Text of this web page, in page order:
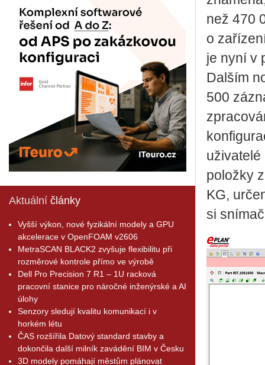
Aktuální články
Vyšší výkon, nové fyzikální modely a GPU
akcelerace v OpenFOAM v2606
MetraSCAN BLACK2 zvyšuje flexibilitu při
rozměrové kontrole přímo ve výrobě
Dell Pro Precision 7 R1 – 1U racková
pracovní stanice pro náročné inženýrské a AI
úlohy
Senzory sledují kvalitu komunikací i v
horkém létu
ČAS rozšířila Datový standard stavby a
dokončila další milník zavádění BIM v Česku
3D modely pomáhají městům plánovat
než 470
o
je nyní v
Dalším
500
položky
KG,
si